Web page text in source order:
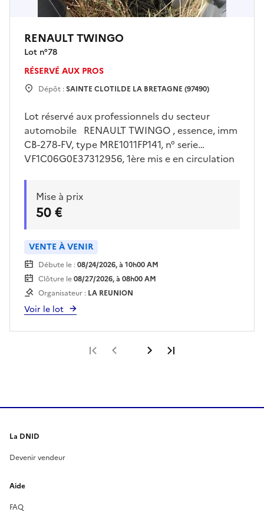
RENAULT TWINGO
Lot n°78
RÉSERVÉ AUX PROS
Dépôt :SAINTE CLOTILDE LA BRETAGNE (97490)
Lot réservé aux professionnels du secteur
automobile RENAULT TWINGO , essence, imm
CB-278-FV, type MRE1011FP141, n° serie
VF1C06G0E37312956, 1ère mis e en circulation
30/07/2026 de 13h00 à 15h00 sur rendez vous
pris avec Mr LE FLOC’H sur
drfip974.pgp.domaine@dgfip.finances.gouv.fr
Enlèvement sur plateau obligatoire à la charge
de l'acquéreur et sur rendez vous
Mise à prix
50 €
VENTE À VENIR
Débute le :08/24/2026, à 10h00 AM
Clôture le08/27/2026, à 08h00 AM
Organisateur : LA REUNION
Voir le lot
Première page
Page précédente
Page suivante
La DNID
Devenir vendeur
Aide
FAQ